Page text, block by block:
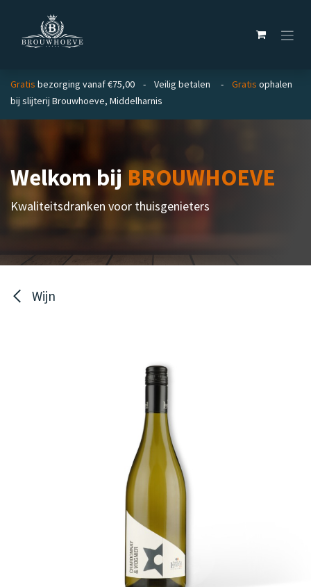
Gratis bezorging vanaf €75,00 - Veilig betalen - Gratis ophalen
bij slijterij Brouwhoeve, Middelharnis
Welkom bijBROUWHOEVE
Kwaliteitsdranken voor thuisgenieters
Wijn